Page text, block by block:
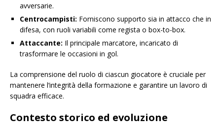
avversarie.
Centrocampisti: Forniscono supporto sia in attacco che in
difesa, con ruoli variabili come regista o box-to-box.
Attaccante: Il principale marcatore, incaricato di
trasformare le occasioni in gol.
La comprensione del ruolo di ciascun giocatore è cruciale per
mantenere l’integrità della formazione e garantire un lavoro di
squadra efficace.
Contesto storico ed evoluzione